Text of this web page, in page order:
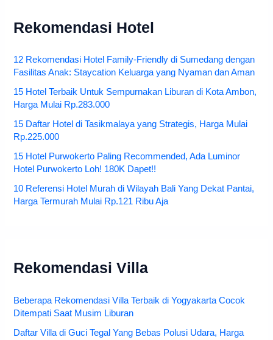
Rekomendasi Hotel
12 Rekomendasi Hotel Family-Friendly di Sumedang dengan
Fasilitas Anak: Staycation Keluarga yang Nyaman dan Aman
15 Hotel Terbaik Untuk Sempurnakan Liburan di Kota Ambon,
Harga Mulai Rp.283.000
15 Daftar Hotel di Tasikmalaya yang Strategis, Harga Mulai
Rp.225.000
15 Hotel Purwokerto Paling Recommended, Ada Luminor
Hotel Purwokerto Loh! 180K Dapet!!
10 Referensi Hotel Murah di Wilayah Bali Yang Dekat Pantai,
Harga Termurah Mulai Rp.121 Ribu Aja
Rekomendasi Villa
Beberapa Rekomendasi Villa Terbaik di Yogyakarta Cocok
Ditempati Saat Musim Liburan
Daftar Villa di Guci Tegal Yang Bebas Polusi Udara, Harga